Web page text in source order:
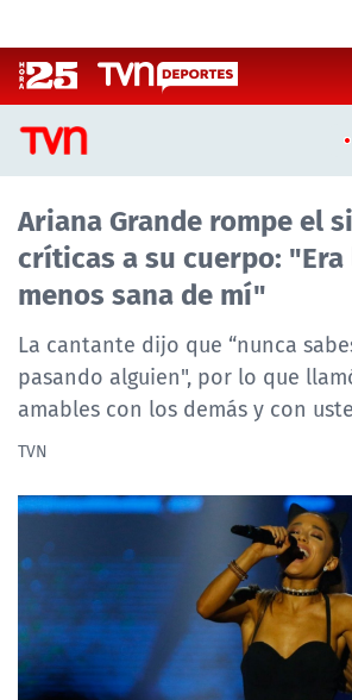
CASTING MASTERCHEF CHILE
CASTING TVN VERTICAL
TVN VERTICAL
TVN PLAY
PROGRAMAS
TELESERIES
NTV
ACTUALIDAD Y TENDENCIAS
Ariana Grande rompe el
críticas a su cuerpo:
menos sana de mí"
La cantante dijo que “nunca
pasando alguien", por lo que
amables con los demás y con
TVN